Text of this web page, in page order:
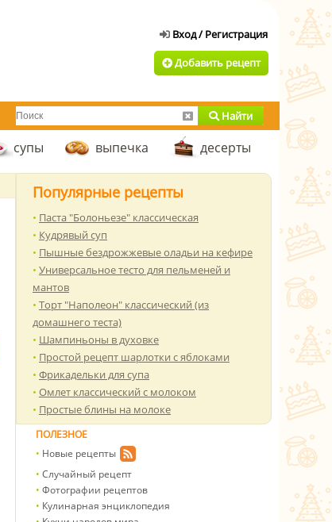
Добавить рецепт
Найти
супы выпечка десерты
Популярные рецепты
Паста "Болоньезе" классическая
Кудрявый суп
Пышные бездрожжевые оладьи на кефире
Универсальное тесто для пельменей и
мантов
Торт "Наполеон" классический (из
домашнего теста)
Шампиньоны в духовке
Простой рецепт шарлотки с яблоками
Фрикадельки для супа
Омлет классический с молоком
Простые блины на молоке
ПОЛЕЗНОЕ
Новые рецепты
Случайный рецепт
Фотографии рецептов
Кулинарная энциклопедия